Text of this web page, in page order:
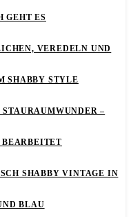
GEHT ES
VEREDELN UND
SHABBY STYLE
–
SHABBY VINTAGE IN
BLAU